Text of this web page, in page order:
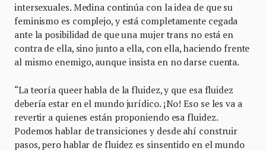
intersexuales. Medina continúa con la idea de que su
feminismo es complejo, y está completamente cegada
ante la posibilidad de que una mujer trans no está en
contra de ella, sino junto a ella, con ella, haciendo frente
al mismo enemigo, aunque insista en no darse cuenta.
“La teoría queer habla de la fluidez, y que esa fluidez
debería estar en el mundo jurídico. ¡No! Eso se les va a
revertir a quienes están proponiendo esa fluidez.
Podemos hablar de transiciones y desde ahí construir
pasos, pero hablar de fluidez es sinsentido en el mundo